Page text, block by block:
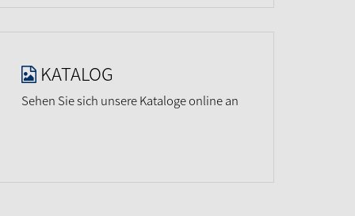
KATALOG
Sehen Sie sich unsere Kataloge online an